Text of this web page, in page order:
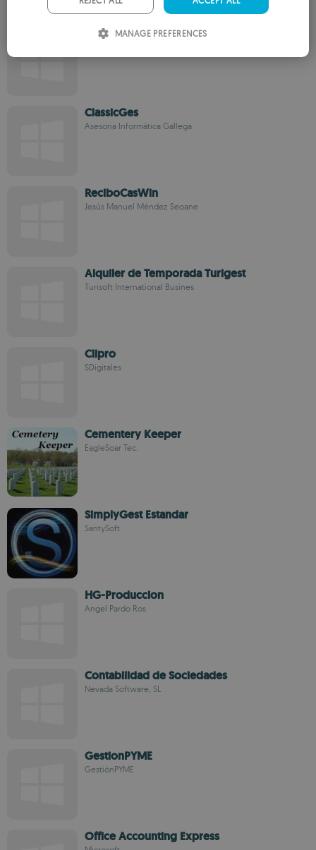
IslaWin Gestion
ClassicGes
Asesoria Informática Gallega
ReciboCasWin
Jesús Manuel Méndez Seoane
Alquiler de Temporada Turigest
Turisoft International Busines
Clipro
SDigitales
Cementery Keeper
EagleSoar Tec.
SimplyGest Estandar
SantySoft
HG-Produccion
Angel Pardo Ros
Contabilidad de Sociedades
Nevada Software, SL
GestionPYME
GestiónPYME
Office Accounting Express
MANAGE PREFERENCES